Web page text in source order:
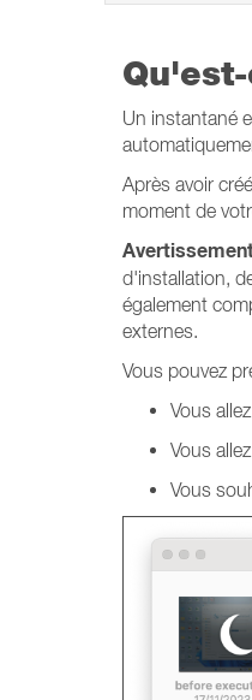
Un instantané
Après avoir
moment de
d'installation,
également
externes.
Vous pouvez
Vous
Vous
Vous